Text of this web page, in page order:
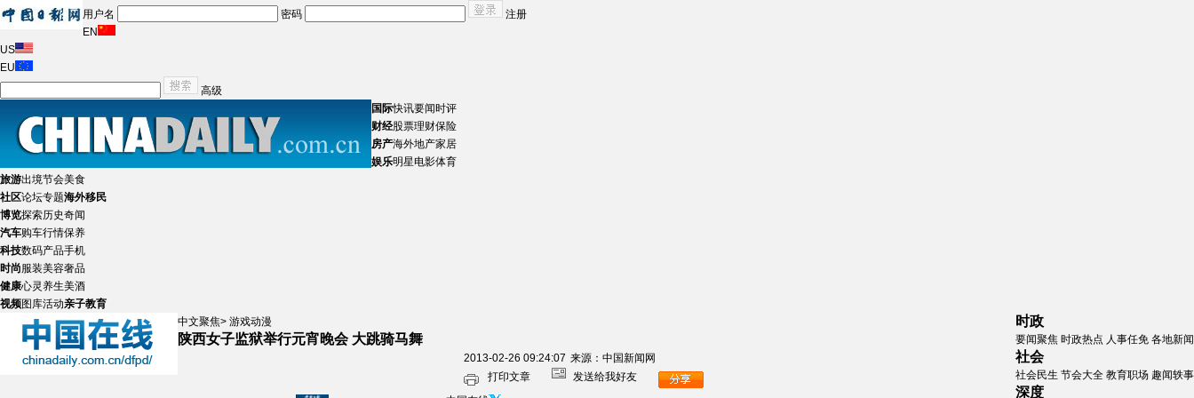
用户名 密码
注册
EN
US
EU
高级
国际快讯要闻时评
财经股票理财保险
房产海外地产家居
娱乐明星电影体育
旅游出境节会美食
社区论坛专题海外移民
博览探索历史奇闻
汽车购车行情保养
科技数码产品手机
时尚服装美容奢品
健康心灵养生美酒
视频图库活动亲子教育
时政
要闻聚焦 时政热点 人事任免 各地新闻
社会
社会民生 节会大全 教育职场 趣闻轶事
深度
中文聚焦> 游戏动漫
陕西女子监狱举行元宵晚会 大跳骑马舞
2013-02-26 09:24:07 来源：中国新闻网
打印文章
发送给我好友